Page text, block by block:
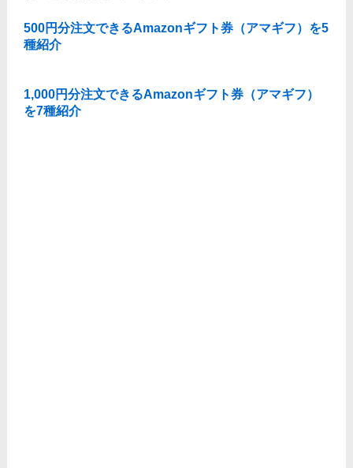
500円分注文できるAmazonギフト券（アマギフ）を5
種紹介
1,000円分注文できるAmazonギフト券（アマギフ）
を7種紹介